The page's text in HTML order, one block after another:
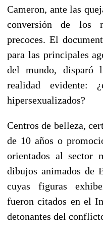
Cameron, ante las
conversión de los
precoces. El
para las principales
del mundo, disparó
realidad evidente:
hipersexualizados?
Centros de belleza,
de 10 años o
orientados al sector
dibujos animados de
cuyas figuras
fueron citados en el
detonantes del